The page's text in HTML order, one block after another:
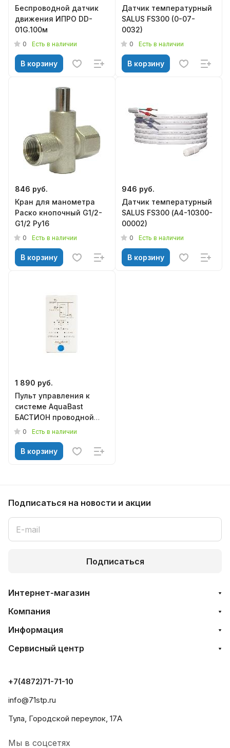
Беспроводной датчик
движения ИПРО DD-
01G.100м
0 Есть в наличии
В корзину
Датчик температурный
SALUS FS300 (0-07-
0032)
0 Есть в наличии
В корзину
846 руб.
Кран для манометра
Раско кнопочный G1/2-
G1/2 Ру16
0 Есть в наличии
В корзину
946 руб.
Датчик температурный
SALUS FS300 (А4-10300-
00002)
0 Есть в наличии
В корзину
1 890 руб.
Пульт управления к
системе AquaBast
БАСТИОН проводной
(162)
0 Есть в наличии
В корзину
Подписаться на новости и акции
Подписаться
Интернет-магазин
Компания
Информация
Сервисный центр
+7(4872)71-71-10
info@71stp.ru
Тула, Городской переулок, 17А
Мы в соцсетях